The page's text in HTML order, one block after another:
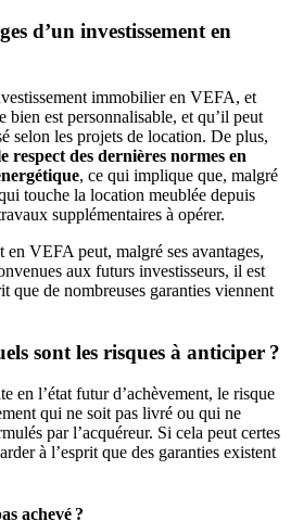
d’un investissement en
immobilier en VEFA, et
bien est personnalisable, et qu’il peut
selon les projets de location. De plus,
respect des dernières normes en
, ce qui implique que, malgré
touche la location meublée depuis
supplémentaires à opérer.
en VEFA peut, malgré ses avantages,
aux futurs investisseurs, il est
que de nombreuses garanties viennent
sont les risques à anticiper ?
en l’état futur d’achèvement, le risque
qui ne soit pas livré ou qui ne
par l’acquéreur. Si cela peut certes
à l’esprit que des garanties existent
achevé ?